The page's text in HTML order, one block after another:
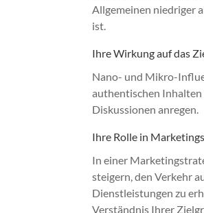
Allgemeinen niedriger
ist.
Ihre Wirkung auf das
Nano- und Mikro-
authentischen
Diskussionen anregen.
Ihre Rolle in
In einer
steigern, den Verkehr
Dienstleistungen zu
Verständnis Ihrer